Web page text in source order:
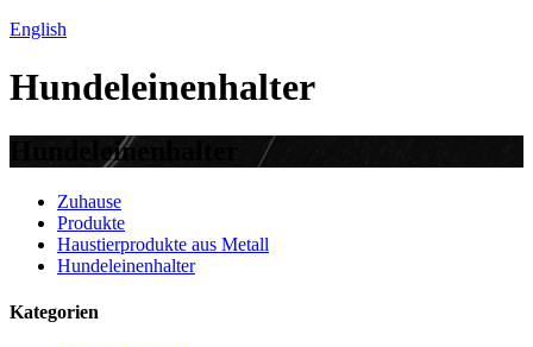
English
Hundeleinenhalter
Hundeleinenhalter
Zuhause
Produkte
Haustierprodukte aus Metall
Hundeleinenhalter
Kategorien